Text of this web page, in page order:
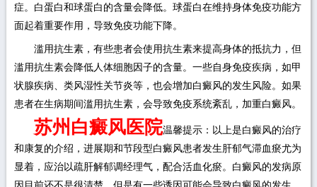
症。白蛋白和球蛋白的含量会降低。球蛋白在维持身体免疫功能方
面起着重要作用，导致免疫功能下降。
滥用抗生素，有些患者会使用抗生素来提高身体的抵抗力，但
滥用抗生素会降低人体细胞因子的含量。一些自身免疫疾病，如甲
状腺疾病、类风湿性关节炎等，也会增加白癜风的发生风险。如果
患者在生病期间滥用抗生素，会导致免疫系统紊乱，加重白癜风。
苏州白癜风医院温馨提示：以上是白癜风的治疗
和康复的介绍，进展期和节段型白癜风患者发生肝郁气滞血瘀尤为
显着，应治以疏肝解郁调经理气，配合活血化瘀。白癜风的发病原